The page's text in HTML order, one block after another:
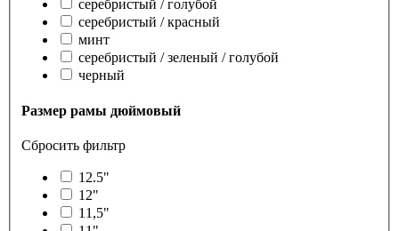
серебристый / голубой
серебристый / красный
минт
серебристый / зеленый / голубой
черный
Размер рамы дюймовый
Сбросить фильтр
12.5"
12"
11,5"